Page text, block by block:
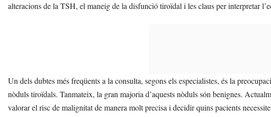
alteracions de la TSH, el maneig de la disfunció tiroïdal i les claus per interpretar
Un dels dubtes més freqüents a la consulta, segons els especialistes, és la
nòduls tiroïdals. Tanmateix, la gran majoria d’aquests nòduls són benignes.
valorar el risc de malignitat de manera molt precisa i decidir quins pacients